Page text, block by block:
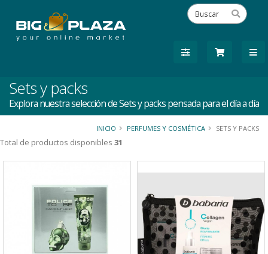
Sets y packs
Explora nuestra selección de Sets y packs pensada para el día a día
INICIO PERFUMES Y COSMÉTICA SETS Y PACKS
Total de productos disponibles 31